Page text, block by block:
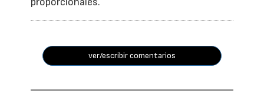
ver/escribir comentarios